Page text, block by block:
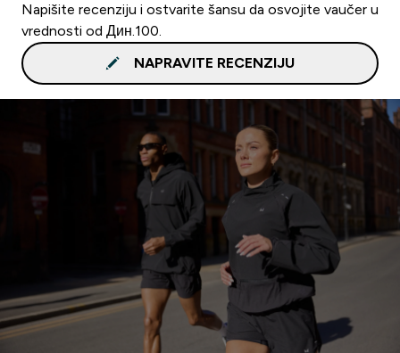
Napišite recenziju i ostvarite šansu da osvojite vaučer u
vrednosti od Дин.100.
NAPRAVITE RECENZIJU